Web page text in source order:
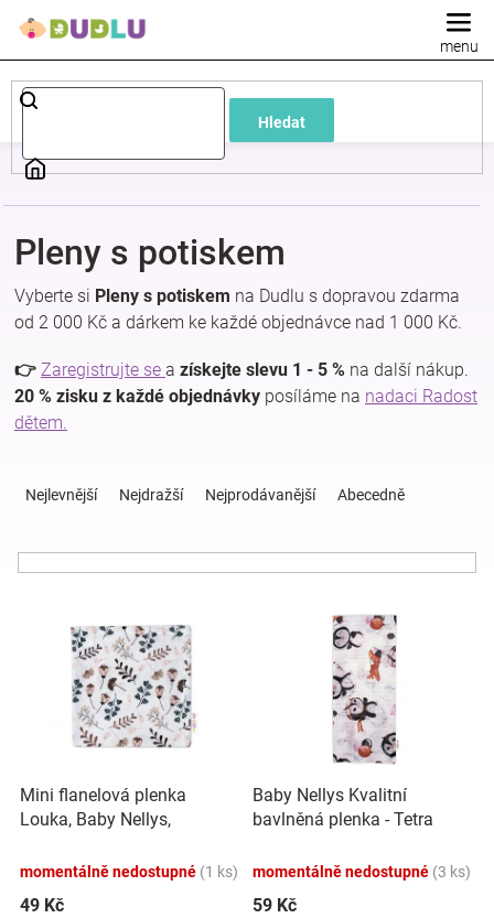
Hledat
Dětské
a
kojenecké
oblečení
Pokojíček
a
kojenecká
výbava
Hračky
oblečení
Pleny s potiskem
Vyberte si Pleny s potiskem na Dudlu s dopravou zdarma
od 2 000 Kč a dárkem ke každé objednávce nad 1 000 Kč.
👉 Zaregistrujte se a získejte slevu 1 - 5 % na další nákup.
20 % zisku z každé objednávky posíláme na nadaci Radost
dětem.
ů
Nejlevnější Nejdražší Nejprodávanější Abecedně
o
d
u
t
ů
Mini flanelová plenka
Louka, Baby Nellys,
momentálně nedostupné (1 ks)
49 Kč
Baby Nellys Kvalitní
bavlněná plenka - Tetra
Tučňáci, růžovo/bílá
momentálně nedostupné (3 ks)
59 Kč